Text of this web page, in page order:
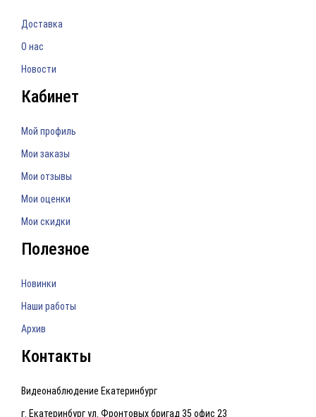
Доставка
О нас
Новости
Кабинет
Мой профиль
Мои заказы
Мои отзывы
Мои оценки
Мои скидки
Полезное
Новинки
Наши работы
Архив
Контакты
Видеонаблюдение Екатеринбург
г. Екатеринбург ул. Фронтовых бригад 35 офис 23